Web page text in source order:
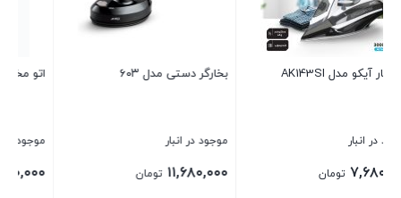
اتو مخزن دار آیکو AK350GS
۱۲,۹۶۰,۰۰۰
اتو بخار ایستاده AK522GS
۲۸,۸۷۵,۰۰۰ تومان